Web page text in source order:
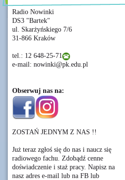
Radio Nowinki
DS3 "Bartek"
ul. Skarżyńskiego 7/6
31-866 Kraków
tel.: 12 648-25-71
e-mail: nowinki@pk.edu.pl
Obserwuj nas na:
ZOSTAŃ JEDNYM Z NAS !!
Już teraz zgłoś się do nas i naucz się
radiowego fachu. Zdobądź cenne
doświadczenie i staż pracy. Napisz na
nasz adres e-mail lub na FB lub